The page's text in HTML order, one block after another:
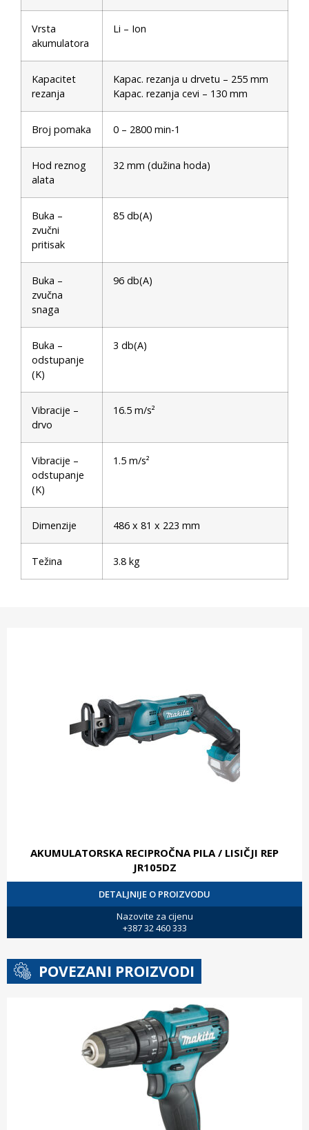
Vrsta
akumulatora
Li – Ion
Kapacitet
rezanja
Kapac. rezanja u drvetu – 255 mm
Kapac. rezanja cevi – 130 mm
Broj pomaka 0 – 2800 min-1
Hod reznog
alata
32 mm (dužina hoda)
Buka –
zvučni
pritisak
85 db(A)
Buka –
zvučna
snaga
96 db(A)
Buka –
odstupanje
(K)
3 db(A)
Vibracije –
drvo
16.5 m/s²
Vibracije –
odstupanje
(K)
1.5 m/s²
Dimenzije 486 x 81 x 223 mm
Težina 3.8 kg
AKUMULATORSKA RECIPROČNA PILA / LISIČJI REP
JR105DZ
DETALJNIJE O PROIZVODU
Nazovite za cijenu
+387 32 460 333
POVEZANI PROIZVODI